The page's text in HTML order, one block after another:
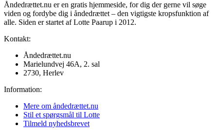
Åndedrættet.nu er en gratis hjemmeside, for dig der gerne vil søge
viden og fordybe dig i åndedrættet – den vigtigste kropsfunktion af
alle. Siden er startet af Lotte Paarup i 2012.
Kontakt:
Åndedrættet.nu
Marielundvej 46A, 2. sal
2730, Herlev
Information:
Mere om åndedrættet.nu
Stil et spørgsmål til Lotte
Tilmeld nyhedsbrevet